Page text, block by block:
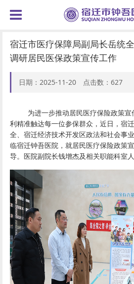
宿迁市医疗保障局副局长岳统
调研居民医保政策宣传工作
日期：2025-11-20 点击数： 627
为进一步推动居民医疗保险政策
利精准触达每一位参保群众，近日，宿
全、宿迁经济技术开发区政法和社会事
临宿迁钟吾医院，就居民医疗保险政策
导。医院副院长钱增杰及相关职能科室人